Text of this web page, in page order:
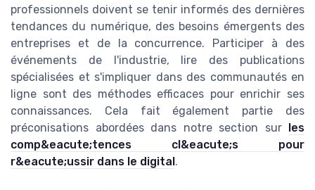
professionnels doivent se tenir informés des dernières
tendances du numérique, des besoins émergents des
entreprises et de la concurrence. Participer à des
événements de l'industrie, lire des publications
spécialisées et s'impliquer dans des communautés en
ligne sont des méthodes efficaces pour enrichir ses
connaissances. Cela fait également partie des
préconisations abordées dans notre section sur les
comp&eacute;tences cl&eacute;s pour
r&eacute;ussir dans le digital.